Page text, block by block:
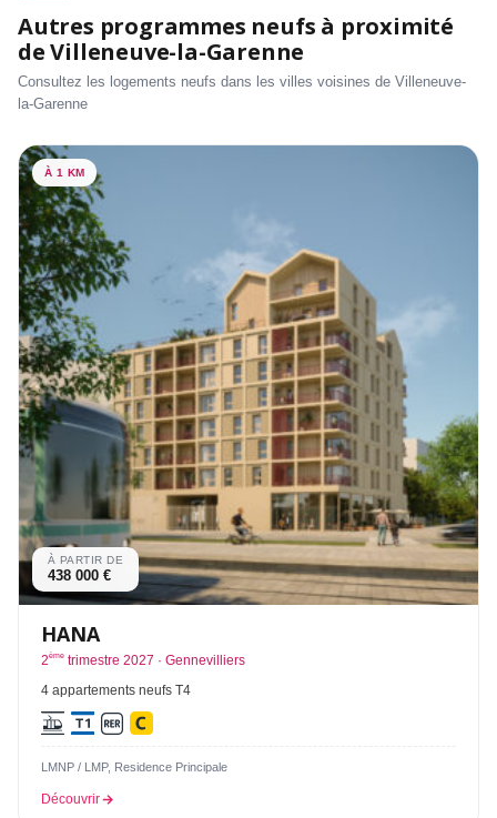
Autres programmes neufs à proximité
de Villeneuve-la-Garenne
Consultez les logements neufs dans les villes voisines de Villeneuve-
la-Garenne
À 1 KM
À PARTIR DE
438 000 €
HANA
2ème trimestre 2027 · Gennevilliers
4 appartements neufs T4
LMNP / LMP, Residence Principale
Découvrir